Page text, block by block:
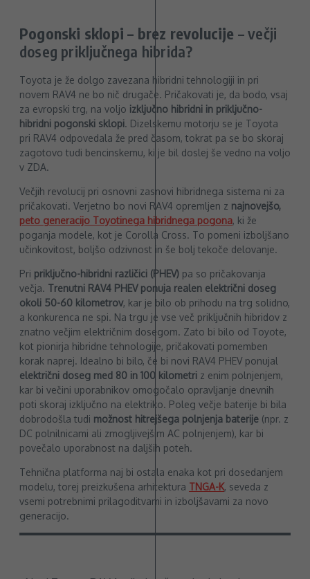
Pogonski sklopi – brez revolucije – večji
doseg priključnega hibrida?
Toyota je že dolgo zavezana hibridni tehnologiji in pri
novem RAV4 ne bo nič drugače. Pričakovati je, da bodo, vsaj
za evropski trg, na voljo izključno hibridni in priključno-
hibridni pogonski sklopi. Dizelskemu motorju se je Toyota
pri RAV4 odpovedala že pred časom, tokrat pa se bo skoraj
zagotovo tudi bencinskemu, ki je bil doslej še vedno na voljo
v ZDA.
Večjih revolucij pri osnovni zasnovi hibridnega sistema ni za
pričakovati. Verjetno bo novi RAV4 opremljen z najnovejšo,
peto generacijo Toyotinega hibridnega pogona, ki že
poganja modele, kot je Corolla Cross. To pomeni izboljšano
učinkovitost, boljšo odzivnost in še bolj tekoče delovanje.
Pri priključno-hibridni različici (PHEV) pa so pričakovanja
večja. Trenutni RAV4 PHEV ponuja realen električni doseg
okoli 50-60 kilometrov, kar je bilo ob prihodu na trg solidno,
a konkurenca ne spi. Na trgu je vse več priključnih hibridov z
znatno večjim električnim dosegom. Zato bi bilo od Toyote,
kot pionirja hibridne tehnologije, pričakovati pomemben
korak naprej. Idealno bi bilo, če bi novi RAV4 PHEV ponujal
električni doseg med 80 in 100 kilometri z enim polnjenjem,
kar bi večini uporabnikov omogočalo opravljanje dnevnih
poti skoraj izključno na elektriko. Poleg večje baterije bi bila
dobrodošla tudi možnost hitrejšega polnjenja baterije (npr. z
DC polnilnicami ali zmogljivejšim AC polnjenjem), kar bi
povečalo uporabnost na daljših poteh.
Tehnična platforma naj bi ostala enaka kot pri dosedanjem
modelu, torej preizkušena arhitektura TNGA-K, seveda z
vsemi potrebnimi prilagoditvami in izboljšavami za novo
generacijo.